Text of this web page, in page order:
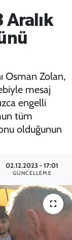
Aralık
Osman Zolan,
mesaj
engelli
tüm
olduğunun
02.12.2023 - 17:01
GÜNCELLEME